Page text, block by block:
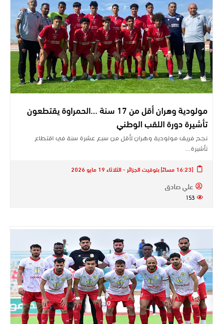
مولودية وهران أقل من 17 سنة …الحمراوة يقتطعون
تأشيرة دورة اللقب الوطني
نجح فريق مولودية وهران لأقل من سبع عشرة سنة في اقتطاع
تأشيرة…
[16:23 مساءً] بتوقيت الجزائر - الثلاثاء 19 مايو 2026
علي صادق
153